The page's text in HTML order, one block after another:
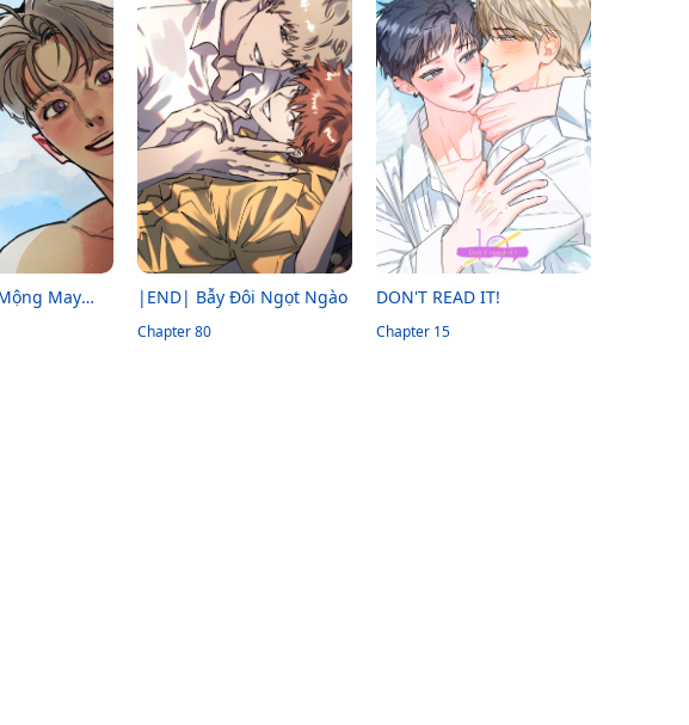
May
|END| Bẫy Đôi Ngọt Ngào
Chapter 80
DON'T READ IT!
Chapter 15